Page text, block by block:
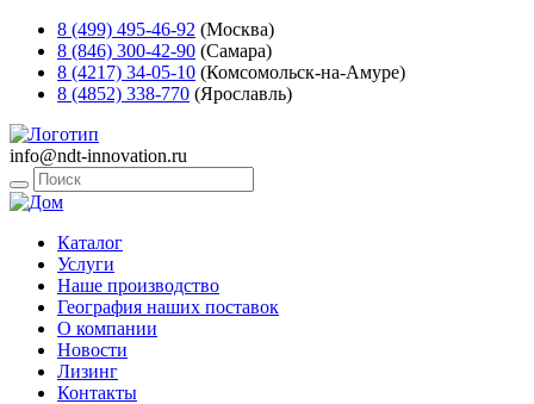
8 (499) 495-46-92 (Москва)
8 (846) 300-42-90 (Самара)
8 (4217) 34-05-10 (Комсомольск-на-Амуре)
8 (4852) 338-770 (Ярославль)
info@ndt-innovation.ru
Каталог
Услуги
Наше производство
География наших поставок
О компании
Новости
Лизинг
Контакты